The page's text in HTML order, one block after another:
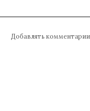
Добавлять